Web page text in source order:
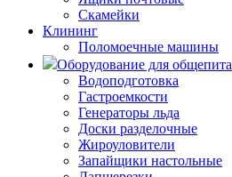
Скамейки
Клининг
Поломоечные машины
Оборудование для общепита
Водоподготовка
Гастроемкости
Генераторы льда
Доски разделочные
Жироуловители
Запайщики настольные